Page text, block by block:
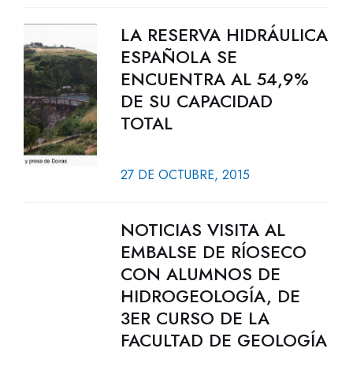
LA RESERVA HIDRÁULICA
ESPAÑOLA SE
ENCUENTRA AL 54,9%
DE SU CAPACIDAD
TOTAL
27 DE OCTUBRE, 2015
NOTICIAS VISITA AL
EMBALSE DE RÍOSECO
CON ALUMNOS DE
HIDROGEOLOGÍA, DE
3ER CURSO DE LA
FACULTAD DE GEOLOGÍA